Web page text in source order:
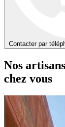
Contacter par
Nos
chez vous